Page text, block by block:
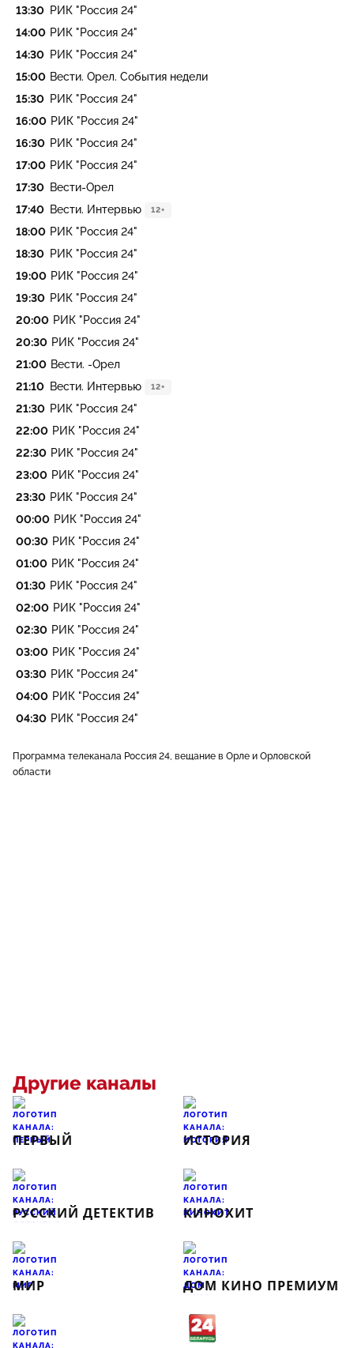
13:30 РИК "Россия 24"
14:00 РИК "Россия 24"
14:30 РИК "Россия 24"
15:00 Вести. Орел. События недели
15:30 РИК "Россия 24"
16:00 РИК "Россия 24"
16:30 РИК "Россия 24"
17:00 РИК "Россия 24"
17:30 Вести-Орел
17:40 Вести. Интервью 12+
18:00 РИК "Россия 24"
18:30 РИК "Россия 24"
19:00 РИК "Россия 24"
19:30 РИК "Россия 24"
20:00 РИК "Россия 24"
20:30 РИК "Россия 24"
21:00 Вести. -Орел
21:10 Вести. Интервью 12+
21:30 РИК "Россия 24"
22:00 РИК "Россия 24"
22:30 РИК "Россия 24"
23:00 РИК "Россия 24"
23:30 РИК "Россия 24"
00:00 РИК "Россия 24"
00:30 РИК "Россия 24"
01:00 РИК "Россия 24"
01:30 РИК "Россия 24"
02:00 РИК "Россия 24"
02:30 РИК "Россия 24"
03:00 РИК "Россия 24"
03:30 РИК "Россия 24"
04:00 РИК "Россия 24"
04:30 РИК "Россия 24"
Программа телеканала Россия 24, вещание в Орле и Орловской
области
Другие каналы
ПЕРВЫЙ ИСТОРИЯ
РУССКИЙ ДЕТЕКТИВ КИНОХИТ
МИР ДОМ КИНО ПРЕМИУМ